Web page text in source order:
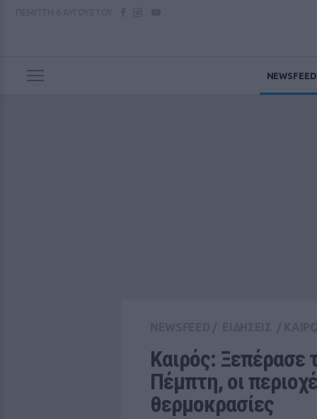
NEWSFEED
Καιρός: Ξεπέρασε
Πέμπτη, οι
θερμοκρασίες